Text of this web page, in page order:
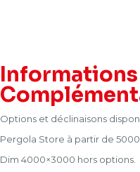
Informations
Options et déclinaisons
Pergola Store à partir de
Dim 4000×3000 hors options.